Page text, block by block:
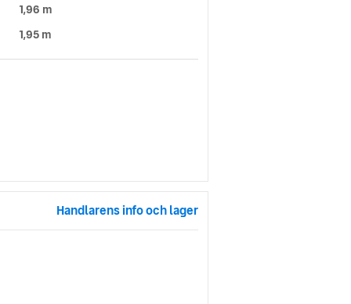
1,96 m
1,95 m
Handlarens info och lager